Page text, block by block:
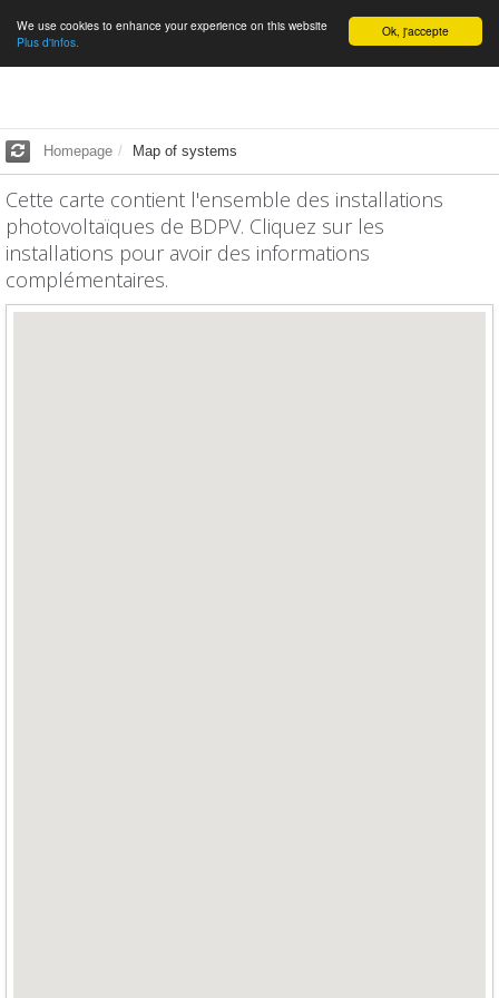
English Ok, j'accepte
We use cookies to enhance your experience on this website
Plus d'infos.
Homepage Map of systems
Cette carte contient l'ensemble des installations
photovoltaïques de BDPV. Cliquez sur les
installations pour avoir des informations
complémentaires.